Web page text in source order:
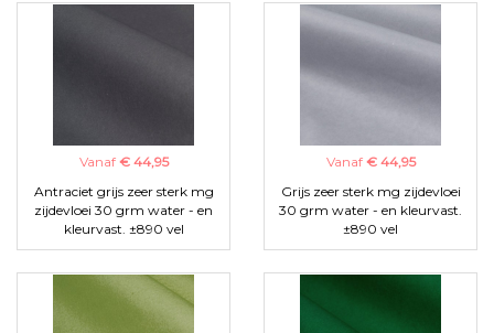
Vanaf € 44,95
Antraciet grijs zeer sterk mg
zijdevloei 30 grm water - en
kleurvast. ±890 vel
Vanaf € 44,95
Grijs zeer sterk mg zijdevloei
30 grm water - en kleurvast.
±890 vel